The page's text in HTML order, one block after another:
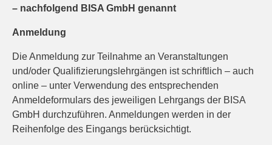
– nachfolgend BISA GmbH genannt
Anmeldung
Die Anmeldung zur Teilnahme an Veranstaltungen
und/oder Qualifizierungslehrgängen ist schriftlich – auch
online – unter Verwendung des entsprechenden
Anmeldeformulars des jeweiligen Lehrgangs der BISA
GmbH durchzuführen. Anmeldungen werden in der
Reihenfolge des Eingangs berücksichtigt.